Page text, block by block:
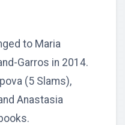
to Maria
Garros in 2014.
(5 Slams),
Anastasia